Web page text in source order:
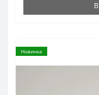
Новинка